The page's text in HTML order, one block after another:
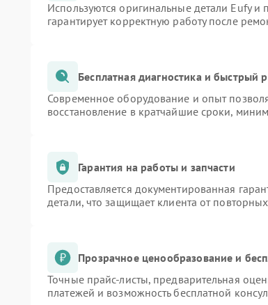
Используются оригинальные детали Eufy
гарантирует корректную работу после
Бесплатная диагностика и быстрый
Современное оборудование и опыт
восстановление в кратчайшие сроки,
Гарантия на работы и запчасти
Предоставляется документированная
детали, что защищает клиента от
Прозрачное ценообразование и
Точные прайс-листы, предварительная
платежей и возможность бесплатной